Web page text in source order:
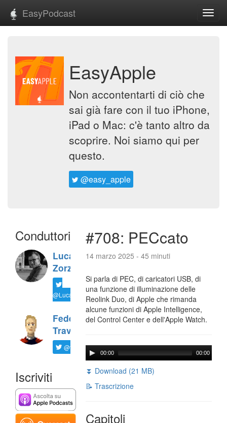
EasyPodcast
EasyApple
Non accontentarti di ciò che
sai già fare con il tuo iPhone,
iPad o Mac: c'è tanto altro da
scoprire. Noi siamo qui per
questo.
@easy_apple
Conduttori
Luca
Zorzi
@LucaTNT
Federico
Travaini
@ftrava
Iscriviti
#708: PECcato
14 marzo 2025 - 45 minuti
Si parla di PEC, di caricatori USB, di
una funzione di illuminazione delle
Reolink Duo, di Apple che rimanda
alcune funzioni di Apple Intelligence,
del Control Center e dell'Apple Watch.
00:00 00:00
⏬ Download (21 MB)
📝 Trascrizione
Capitoli